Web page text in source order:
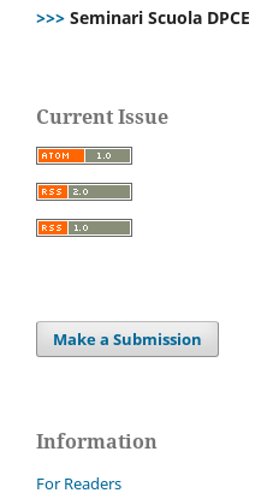
>>> Seminari Scuola DPCE
Current Issue
Make a Submission
Information
For Readers